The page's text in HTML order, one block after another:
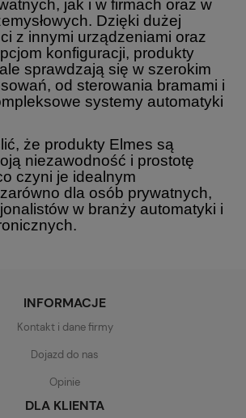
jak i w firmach oraz w
Dzięki dużej
z innymi urządzeniami oraz
konfiguracji, produkty
sprawdzają się w szerokim
od sterowania bramami i
systemy automatyki
że produkty Elmes są
niezawodność i prostotę
czyni je idealnym
dla osób prywatnych,
w branży automatyki i
INFORMACJE
Kontakt i dane firmy
Dojazd do nas
Opinie
DLA KLIENTA